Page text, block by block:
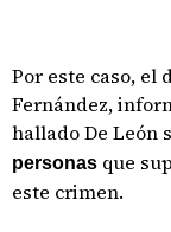
Por este caso, el
Fernández,
hallado De León
personas que
este crimen.